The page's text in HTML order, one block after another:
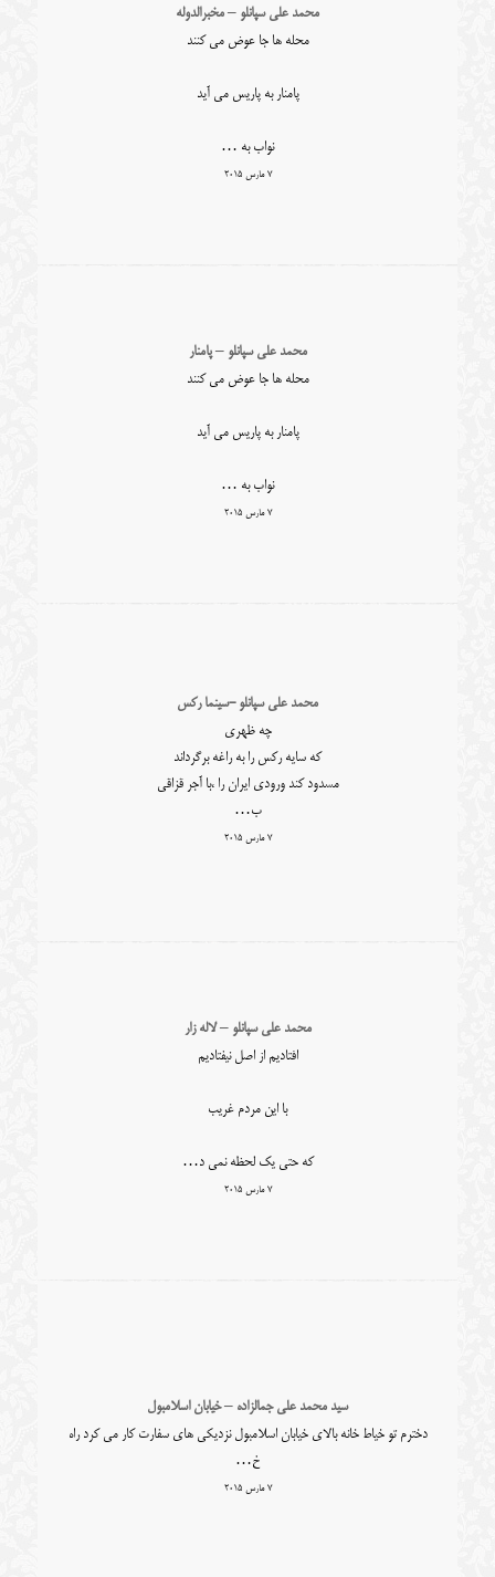
محمد علی سپانلو – مخبرالدوله
محله ها جا عوض می کنند
پامنار به پاریس می آید
نواب به …
7 مارس 2015
محمد علی سپانلو – پامنار
محله ها جا عوض می کنند
پامنار به پاریس می آید
نواب به …
7 مارس 2015
محمد علی سپانلو -سینما رکس
چه ظهری
که سایه رکس را به راغه برگرداند
مسدود کند ورودی ایران را ،با آجر قزاقی
ب…
7 مارس 2015
محمد علی سپانلو – لاله زار
افتادیم از اصل نیفتادیم
با این مردم غریب
که حتی یک لحظه نمی د…
7 مارس 2015
سید محمد علی جمالزاده – خیابان اسلامبول
دخترم تو خیاط خانه بالای خیابان اسلامبول نزدیکی های سفارت کار می کرد راه
خ…
7 مارس 2015